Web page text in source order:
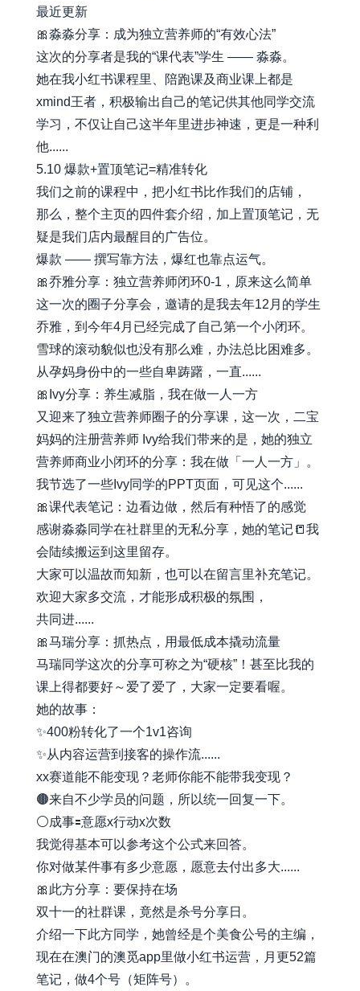
最近更新
🎀淼淼分享：成为独立营养师的“有效心法”
这次的分享者是我的“课代表”学生 —— 淼淼。
她在我小红书课程里、陪跑课及商业课上都是
xmind王者，积极输出自己的笔记供其他同学交流
学习，不仅让自己这半年里进步神速，更是一种利
他......
5.10 爆款+置顶笔记=精准转化
我们之前的课程中，把小红书比作我们的店铺，
那么，整个主页的四件套介绍，加上置顶笔记，无
疑是我们店内最醒目的广告位。
爆款 —— 撰写靠方法，爆红也靠点运气。
🎀乔雅分享：独立营养师闭环0-1，原来这么简单
这一次的圈子分享会，邀请的是我去年12月的学生
乔雅，到今年4月已经完成了自己第一个小闭环。
雪球的滚动貌似也没有那么难，办法总比困难多。
从孕妈身份中的一些自卑踌躇，一直......
🎀Ivy分享：养生减脂，我在做一人一方
又迎来了独立营养师圈子的分享课，这一次，二宝
妈妈的注册营养师 Ivy给我们带来的是，她的独立
营养师商业小闭环的分享：我在做「一人一方」。
我节选了一些Ivy同学的PPT页面，可见这个......
🎀课代表笔记：边看边做，然后有种悟了的感觉
感谢淼淼同学在社群里的无私分享，她的笔记📒我
会陆续搬运到这里留存。
大家可以温故而知新，也可以在留言里补充笔记。
欢迎大家多交流，才能形成积极的氛围，
共同进......
🎀马瑞分享：抓热点，用最低成本撬动流量
马瑞同学这次的分享可称之为“硬核”！甚至比我的
课上得都要好～爱了爱了，大家一定要看喔。
她的故事：
✨400粉转化了一个1v1咨询
✨从内容运营到接客的操作流......
xx赛道能不能变现？老师你能不能带我变现？
🟤来自不少学员的问题，所以统一回复一下。
⚪️成事🟰意愿x行动x次数
我觉得基本可以参考这个公式来回答。
你对做某件事有多少意愿，愿意去付出多大......
🎀此方分享：要保持在场
双十一的社群课，竟然是杀号分享日。
介绍一下此方同学，她曾经是个美食公号的主编，
现在在澳门的澳觅app里做小红书运营，月更52篇
笔记，做4个号（矩阵号）。